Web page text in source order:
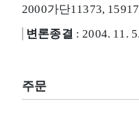
2000가단11373,
변론종결 : 2004. 11. 5.
주문